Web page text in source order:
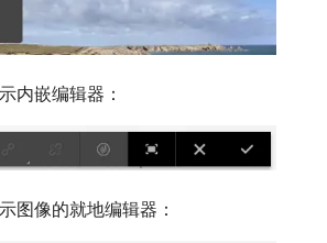
内嵌编辑器：
图像的就地编辑器：